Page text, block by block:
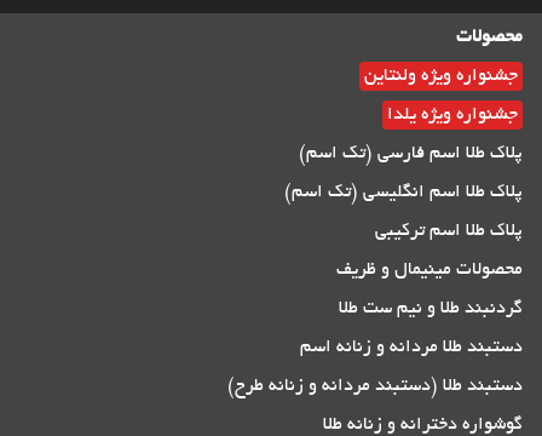
محصولات
جشنواره ویژه ولنتاین
جشنواره ویژه یلدا
پلاک طلا اسم فارسی (تک اسم)
پلاک طلا اسم انگلیسی (تک اسم)
پلاک طلا اسم ترکیبی
محصولات مینیمال و ظریف
گردنبند طلا و نیم ست طلا
دستبند طلا مردانه و زنانه اسم
دستبند طلا (دستبند مردانه و زنانه طرح)
گوشواره دخترانه و زنانه طلا